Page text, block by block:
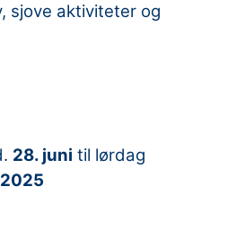
sjove aktiviteter og
28. juni til lørdag